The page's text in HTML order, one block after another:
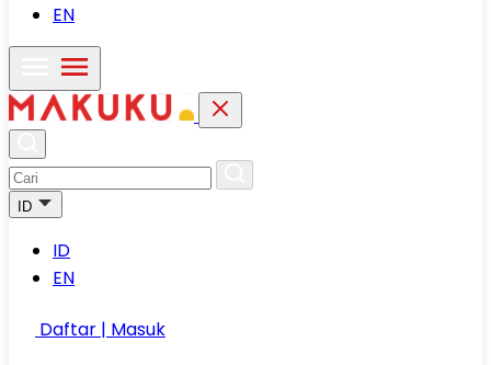
EN
ID
ID
EN
Daftar | Masuk